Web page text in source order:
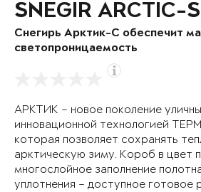
SNEGIR ARCTIC-
Снегирь Арктик-С обеспечит
светопроницаемость
АРКТИК – новое поколение
инновационной технологией
которая позволяет сохранять
арктическую зиму. Короб в цвет
многослойное заполнение
уплотнения – доступное готовое